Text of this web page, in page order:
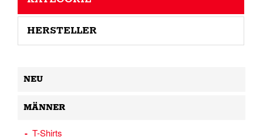
HERSTELLER
NEU
MÄNNER
T-Shirts